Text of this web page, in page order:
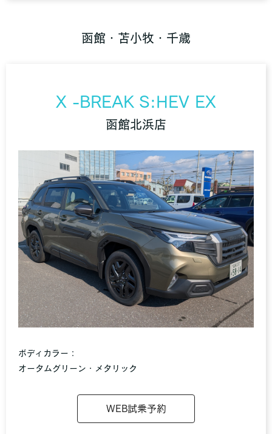
函館・苫小牧・千歳
X -BREAK S:HEV EX
函館北浜店
ボディカラー：
オータムグリーン・メタリック
WEB試乗予約